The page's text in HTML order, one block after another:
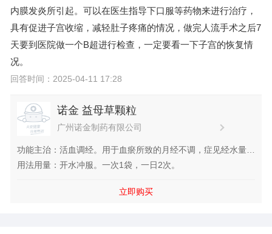
内膜发炎所引起。可以在医生指导下口服等药物来进行治疗，
具有促进子宫收缩，减轻肚子疼痛的情况，做完人流手术之后7
天要到医院做一个B超进行检查，一定要看一下子宫的恢复情
况。
回答时间：2025-04-11 17:28
诺金 益母草颗粒
广州诺金制药有限公司
功能主治：活血调经。用于血瘀所致的月经不调，症见经水量
少。
用法用量：开水冲服。一次1袋，一日2次。
立即购买